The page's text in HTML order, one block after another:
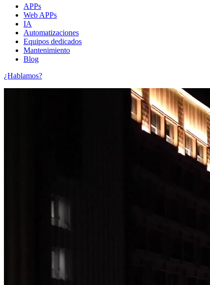
APPs
Web APPs
IA
Automatizaciones
Equipos dedicados
Mantenimiento
Blog
¿Hablamos?